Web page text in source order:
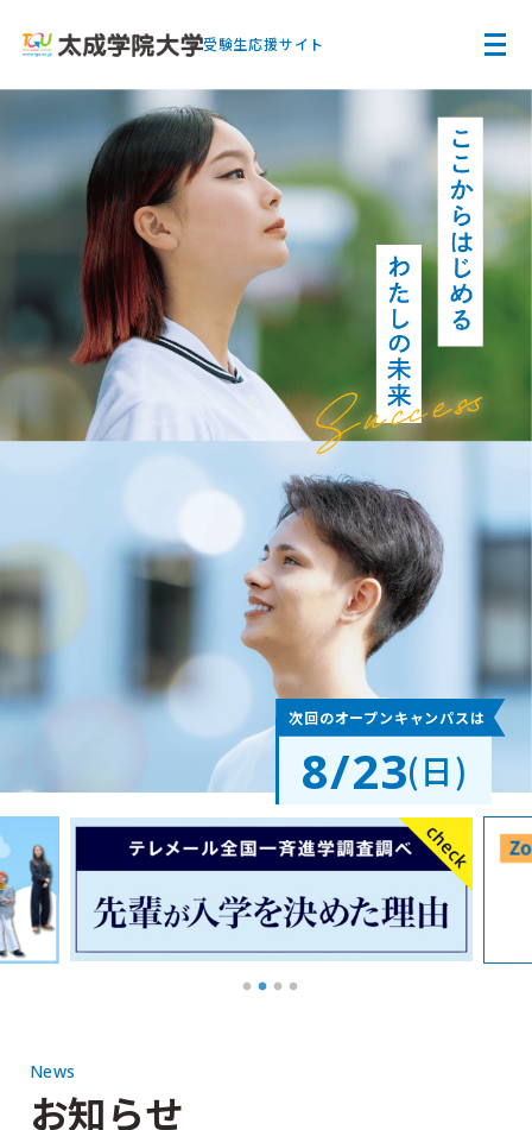
受験生応援サイト
次回のオープンキャンパスは
8/23(日)
News
お知らせ